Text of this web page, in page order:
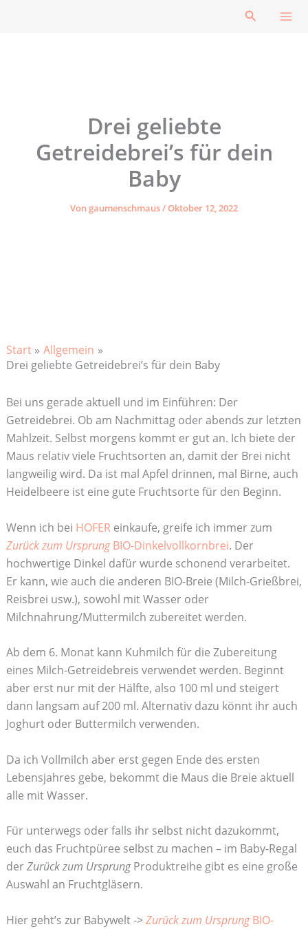
Suchen
Drei geliebte
Getreidebrei’s für dein
Baby
Vongaumenschmaus/Oktober 12, 2022
Start
Allgemein
Drei geliebte Getreidebrei’s für dein Baby
Bei uns gerade aktuell und im Einführen: Der
Getreidebrei. Ob am Nachmittag oder abends zur letzten
Mahlzeit. Selbst morgens kommt er gut an. Ich biete der
Maus relativ viele Fruchtsorten an, damit der Brei nicht
langweilig wird. Da ist mal Apfel drinnen, mal Birne, auch
Heidelbeere ist eine gute Fruchtsorte für den Beginn.
Wenn ich bei HOFEReinkaufe, greife ich immer zum
Zurück zum UrsprungBIO-Dinkelvollkornbrei. Der
hochwertige Dinkel dafür wurde schonend verarbeitet.
Er kann, wie auch die anderen BIO-Breie (Milch-Grießbrei,
Reisbrei usw.), sowohl mit Wasser oder
Milchnahrung/Muttermilch zubereitet werden.
Ab dem 6. Monat kann Kuhmilch für die Zubereitung
eines Milch-Getreidebreis verwendet werden. Beginnt
aber erst nur mit der Hälfte, also 100 ml und steigert
dann langsam auf 200 ml. Alternativ dazu könnt ihr auch
Joghurt oder Buttermilch verwenden.
Da ich Vollmilch aber erst gegen Ende des ersten
Lebensjahres gebe, bekommt die Maus die Breie aktuell
alle mit Wasser.
Für unterwegs oder falls ihr selbst nicht dazukommt,
euch das Fruchtpüree selbst zu machen – im Baby-Regal
derZurück zum UrsprungProduktreihe gibt es eine große
Auswahl an Fruchtgläsern.
Hier geht’s zur Babywelt ->Zurück zum UrsprungBIO-